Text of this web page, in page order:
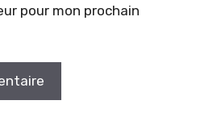
pour mon prochain